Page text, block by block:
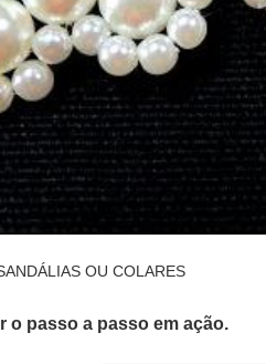
OU COLARES
o passo a passo em ação.